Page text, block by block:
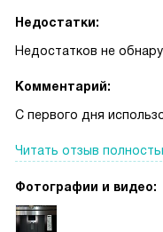
Недостатки:
Недостатков не
Комментарий:
С первого дня
и первое, что делаю, -
мгновенно готовит
правильной ноты.
Читать отзыв
Фотографии и видео: